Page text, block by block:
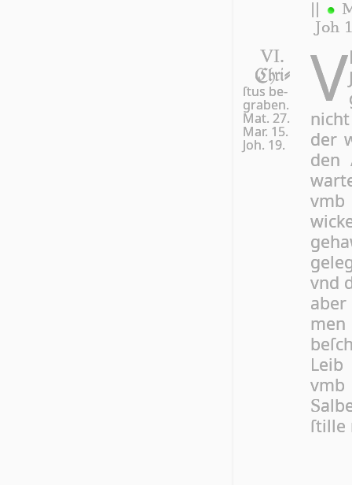
Joh
VI.
Chri-
ſtus be­
gra­ben.
Mat. 27.
Mar. 15.
Joh. 19.
V
der
den
vmb
vnd
S
ſtille